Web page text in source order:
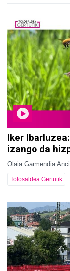
Iker
izango da
Olaia Garmendia
Tolosaldea Gertutik